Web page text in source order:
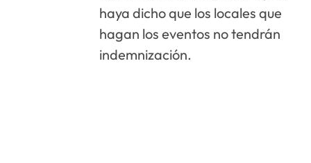
haya dicho que los locales que
hagan los eventos no tendrán
indemnización.